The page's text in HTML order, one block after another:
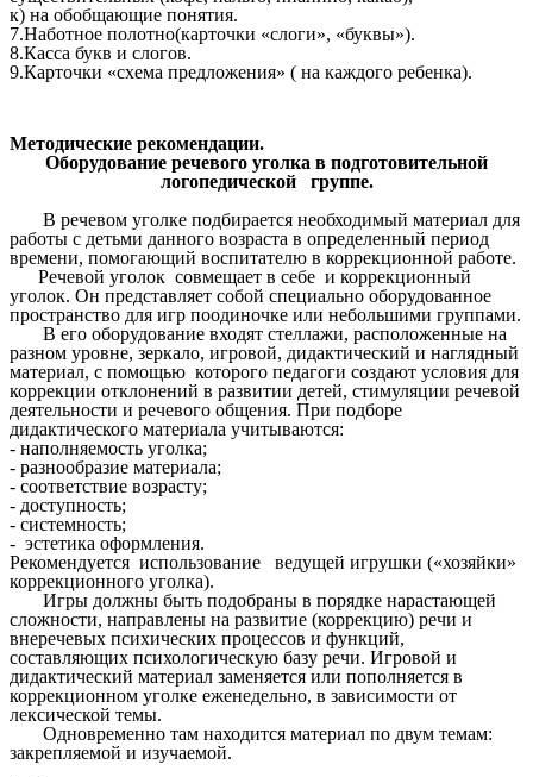
к) на обобщающие понятия.
7.Наботное полотно(карточки «слоги», «буквы»).
8.Касса букв и слогов.
9.Карточки «схема предложения» ( на каждого ребенка).
Методические рекомендации.
Оборудование речевого уголка в подготовительной
логопедической группе.
В речевом уголке подбирается необходимый материал для
работы с детьми данного возраста в определенный период
времени, помогающий воспитателю в коррекционной работе.
Речевой уголок совмещает в себе и коррекционный
уголок. Он представляет собой специально оборудованное
пространство для игр поодиночке или небольшими группами.
В его оборудование входят стеллажи, расположенные на
разном уровне, зеркало, игровой, дидактический и наглядный
материал, с помощью которого педагоги создают условия для
коррекции отклонений в развитии детей, стимуляции речевой
деятельности и речевого общения. При подборе
дидактического материала учитываются:
- наполняемость уголка;
- разнообразие материала;
- соответствие возрасту;
- доступность;
- системность;
- эстетика оформления.
Рекомендуется использование ведущей игрушки («хозяйки»
коррекционного уголка).
Игры должны быть подобраны в порядке нарастающей
сложности, направлены на развитие (коррекцию) речи и
внеречевых психических процессов и функций,
составляющих психологическую базу речи. Игровой и
дидактический материал заменяется или пополняется в
коррекционном уголке еженедельно, в зависимости от
лексической темы.
Одновременно там находится материал по двум темам:
закрепляемой и изучаемой.